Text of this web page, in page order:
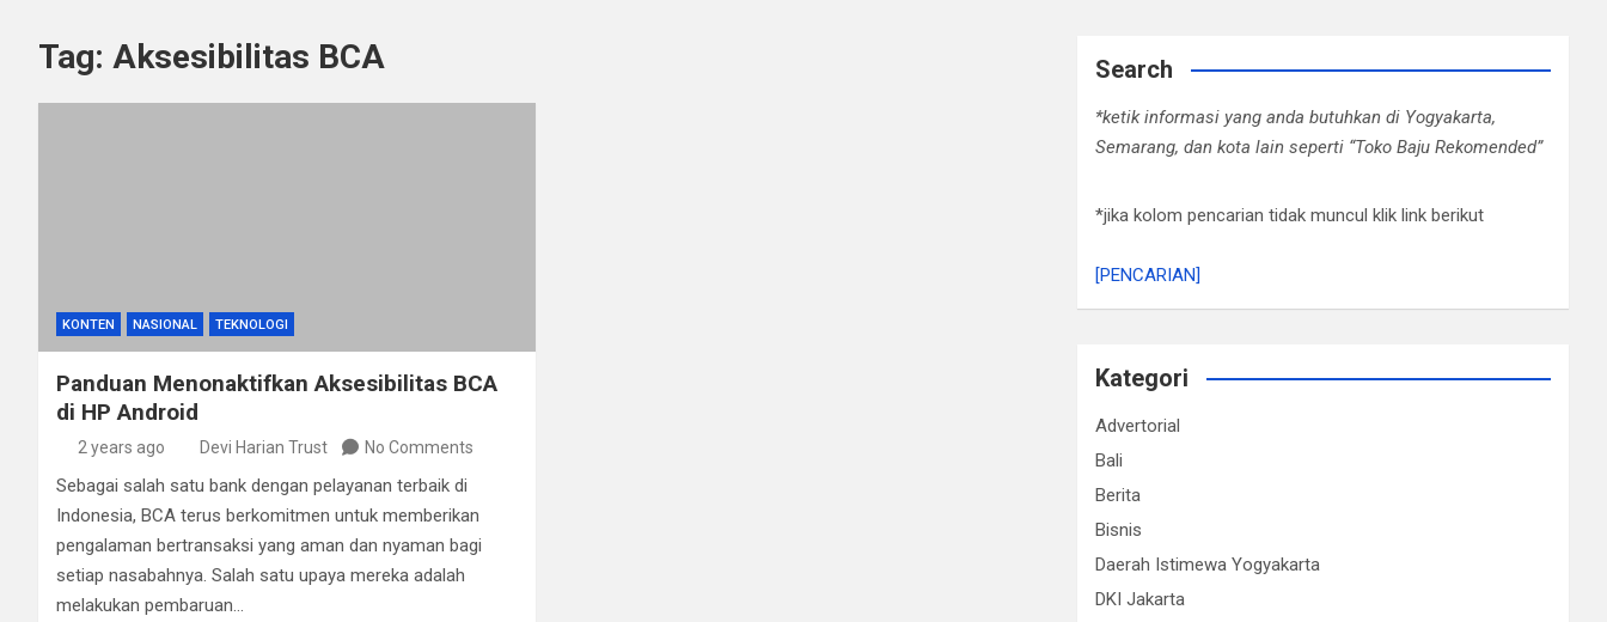
Tag: Aksesibilitas BCA
KONTEN NASIONAL TEKNOLOGI
Panduan Menonaktifkan Aksesibilitas BCA
di HP Android
2 years ago Devi Harian Trust No Comments
Sebagai salah satu bank dengan pelayanan terbaik di
Indonesia, BCA terus berkomitmen untuk memberikan
pengalaman bertransaksi yang aman dan nyaman bagi
setiap nasabahnya. Salah satu upaya mereka adalah
melakukan pembaruan…
Search
*ketik informasi yang anda butuhkan di Yogyakarta,
Semarang, dan kota lain seperti “Toko Baju Rekomended”
*jika kolom pencarian tidak muncul klik link berikut
[PENCARIAN]
Kategori
Advertorial
Bali
Berita
Bisnis
Daerah Istimewa Yogyakarta
DKI Jakarta